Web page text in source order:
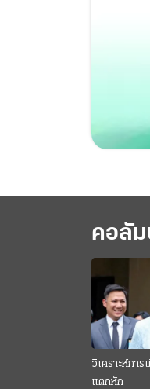
คอลั
วิเคราะห์การ
แตกหัก